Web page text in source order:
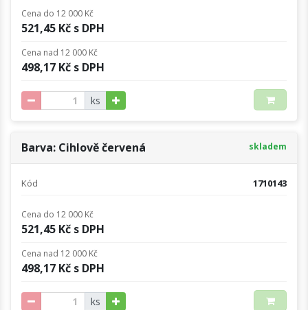
Cena do 12 000 Kč
521,45 Kč s DPH
Cena nad 12 000 Kč
498,17 Kč s DPH
ks
Barva: Cihlově červená skladem
Kód 1710143
Cena do 12 000 Kč
521,45 Kč s DPH
Cena nad 12 000 Kč
498,17 Kč s DPH
ks